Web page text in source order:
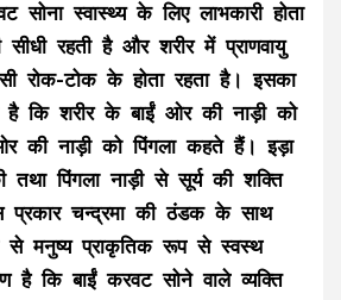
सोना स्वास्थ्य के लिए लाभकारी होता
रहती है और शरीर में प्राणवायु
रोक-टोक के होता रहता है। इसका
है कि शरीर के बाईं ओर की नाड़ी को
की नाड़ी को पिंगला कहते हैं। इड़ा
तथा पिंगला नाड़ी से सूर्य की शक्ति
प्रकार चन्द्रमा की ठंडक के साथ
से मनुष्य प्राकृतिक रूप से स्वस्थ
है कि बाईं करवट सोने वाले व्यक्ति